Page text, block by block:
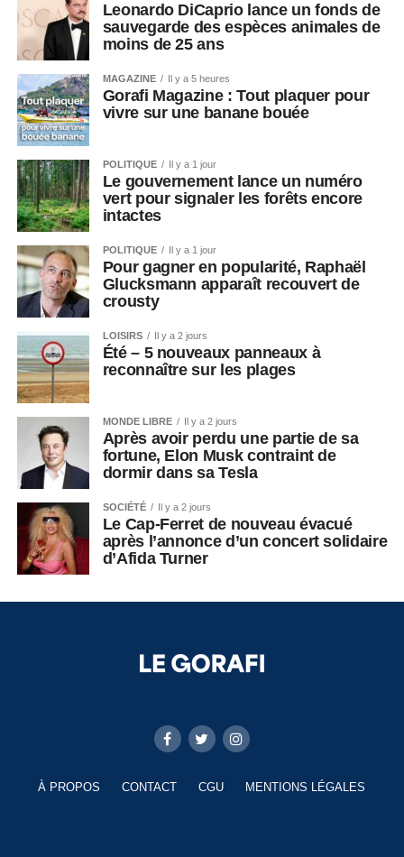
Leonardo DiCaprio lance un fonds de
sauvegarde des espèces animales de
moins de 25 ans
MAGAZINE Il y a 5 heures
Gorafi Magazine : Tout plaquer pour
vivre sur une banane bouée
POLITIQUE Il y a 1 jour
Le gouvernement lance un numéro
vert pour signaler les forêts encore
intactes
POLITIQUE Il y a 1 jour
Pour gagner en popularité, Raphaël
Glucksmann apparaît recouvert de
crousty
LOISIRS Il y a 2 jours
Été – 5 nouveaux panneaux à
reconnaître sur les plages
MONDE LIBRE Il y a 2 jours
Après avoir perdu une partie de sa
fortune, Elon Musk contraint de
dormir dans sa Tesla
SOCIÉTÉ Il y a 2 jours
Le Cap-Ferret de nouveau évacué
après l’annonce d’un concert solidaire
d’Afida Turner
À PROPOS CONTACT CGU MENTIONS LÉGALES